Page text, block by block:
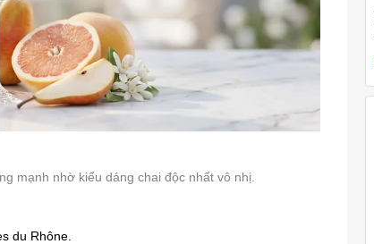
mạnh nhờ kiểu dáng chai độc nhất vô nhị.
du Rhône.